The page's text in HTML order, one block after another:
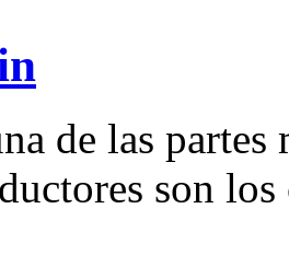
de las partes
son